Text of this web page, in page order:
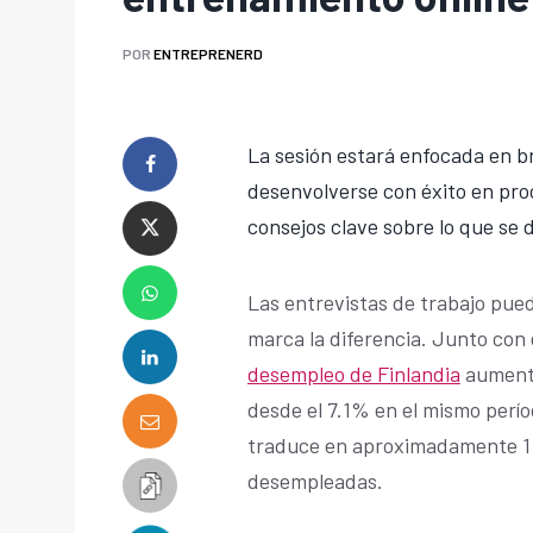
POR ENTREPRENERD
La sesión estará enfocada en
desenvolverse con éxito en
consejos clave sobre lo que se
Las entrevistas de trabajo
marca la diferencia. Junto con
desempleo de Finlandia
desde el 7.1% en el mismo
traduce en aproximadamente
desempleadas.